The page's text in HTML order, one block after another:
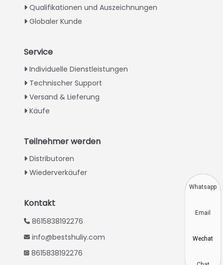
Qualifikationen und Auszeichnungen
Globaler Kunde
Service
Individuelle Dienstleistungen
Technischer Support
Versand & Lieferung
Käufe
Teilnehmer werden
Distributoren
Wiederverkäufer
Kontakt
8615838192276
info@bestshuliy.com
8615838192276
Chinese
Japanese
Urdu
Greek
Italian
Whatsapp
Email
Wechat